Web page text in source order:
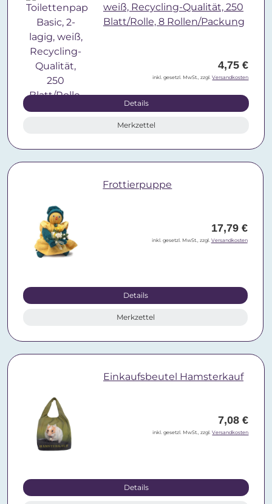
weiß, Recycling-Qualität, 250
Blatt/Rolle, 8 Rollen/Packung
4,75 €
inkl. gesetzl. MwSt., zzgl.Versandkosten
Details
Merkzettel
Frottierpuppe
17,79 €
inkl. gesetzl. MwSt., zzgl. Versandkosten
Details
Merkzettel
Einkaufsbeutel Hamsterkauf
7,08 €
inkl. gesetzl. MwSt., zzgl.Versandkosten
Details